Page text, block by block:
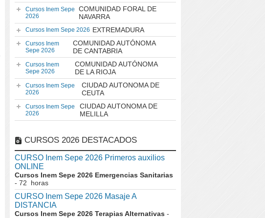
Cursos Inem Sepe
2026
COMUNIDAD FORAL DE
NAVARRA
Cursos Inem Sepe 2026 EXTREMADURA
Cursos Inem
Sepe 2026
COMUNIDAD AUTÓNOMA
DE CANTABRIA
Cursos Inem
Sepe 2026
COMUNIDAD AUTÓNOMA
DE LA RIOJA
Cursos Inem Sepe
2026
CIUDAD AUTONOMA DE
CEUTA
Cursos Inem Sepe
2026
CIUDAD AUTONOMA DE
MELILLA
CURSOS 2026 DESTACADOS
CURSO Inem Sepe 2026 Primeros auxilios
ONLINE
Cursos Inem Sepe 2026 Emergencias Sanitarias
- 72 horas
CURSO Inem Sepe 2026 Masaje A
DISTANCIA
Cursos Inem Sepe 2026 Terapias Alternativas -